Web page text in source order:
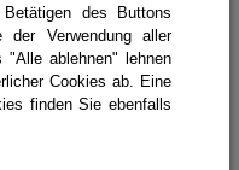
zu Icking begann
Kompanie in der
dem Haus, das er
liegt in Icking
des Buttons
der Verwendung aller
ablehnen" lehnen
Cookies ab. Eine
finden Sie ebenfalls